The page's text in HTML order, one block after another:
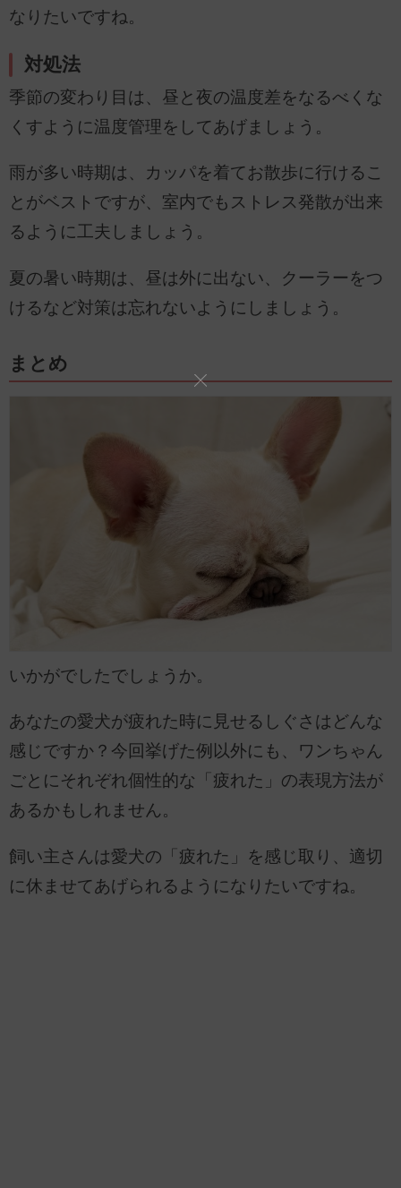
なりたいですね。
対処法
季節の変わり目は、昼と夜の温度差をなるべくな
くすように温度管理をしてあげましょう。
雨が多い時期は、カッパを着てお散歩に行けるこ
とがベストですが、室内でもストレス発散が出来
るように工夫しましょう。
夏の暑い時期は、昼は外に出ない、クーラーをつ
けるなど対策は忘れないようにしましょう。
まとめ
いかがでしたでしょうか。
あなたの愛犬が疲れた時に見せるしぐさはどんな
感じですか？今回挙げた例以外にも、ワンちゃん
ごとにそれぞれ個性的な「疲れた」の表現方法が
あるかもしれません。
飼い主さんは愛犬の「疲れた」を感じ取り、適切
に休ませてあげられるようになりたいですね。